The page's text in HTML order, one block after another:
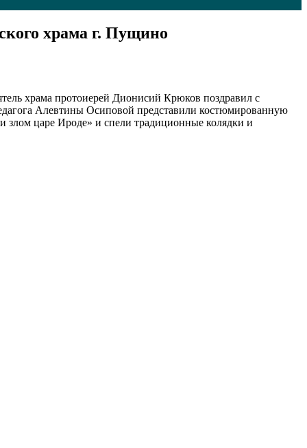
храма г. Пущино
храма протоиерей Дионисий Крюков поздравил с
Алевтины Осиповой представили костюмированную
злом царе Ироде» и спели традиционные колядки и